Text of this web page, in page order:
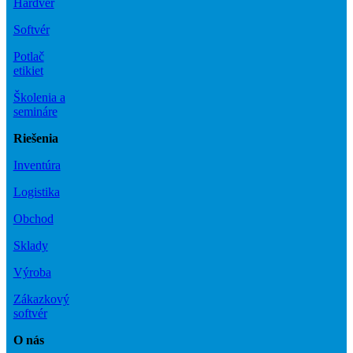
Hardvér
Softvér
Potlač
etikiet
Školenia a
semináre
Riešenia
Inventúra
Logistika
Obchod
Sklady
Výroba
Zákazkový
softvér
O nás